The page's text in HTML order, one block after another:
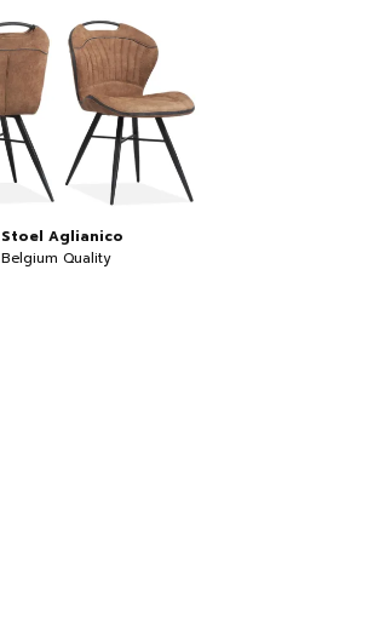
Stoel Aglianico
Belgium Quality